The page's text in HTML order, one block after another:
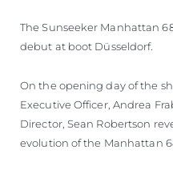
The Sunseeker Manhattan
debut at boot Düsseldorf.
On the opening day of the
Executive Officer, Andrea
Director, Sean Robertson
evolution of the Manhattan